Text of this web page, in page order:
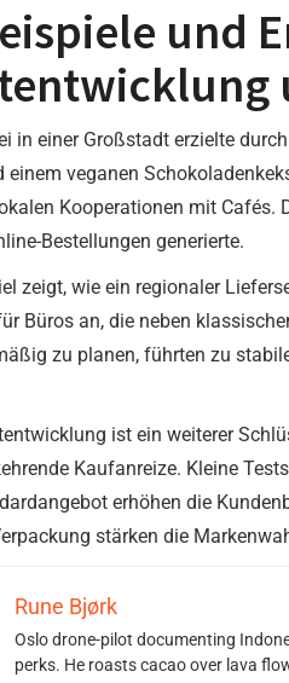
und
in einer Großstadt erzielte
einem veganen
Kooperationen mit
Bestellungen generierte.
zeigt, wie ein regionaler
Büros an, die neben
zu planen, führten zu
ist ein weiterer
Kaufanreize. Kleine
erhöhen die
stärken die
Rune Bjørk
Oslo drone-pilot documenting
perks. He roasts cacao over lava